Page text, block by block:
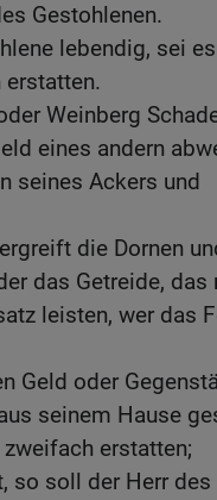
Gestohlenen.
lebendig, sei
erstatten.
Weinberg
eines andern
seines Ackers und
die Dornen
das Getreide, das
leisten, wer das
Geld oder
seinem Hause
erstatten;
so soll der Herr des